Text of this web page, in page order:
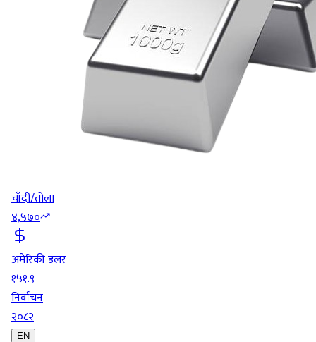
चाँदी/तोला
४,५७०
अमेरिकी डलर
१५१.९
निर्वाचन
२०८२
EN